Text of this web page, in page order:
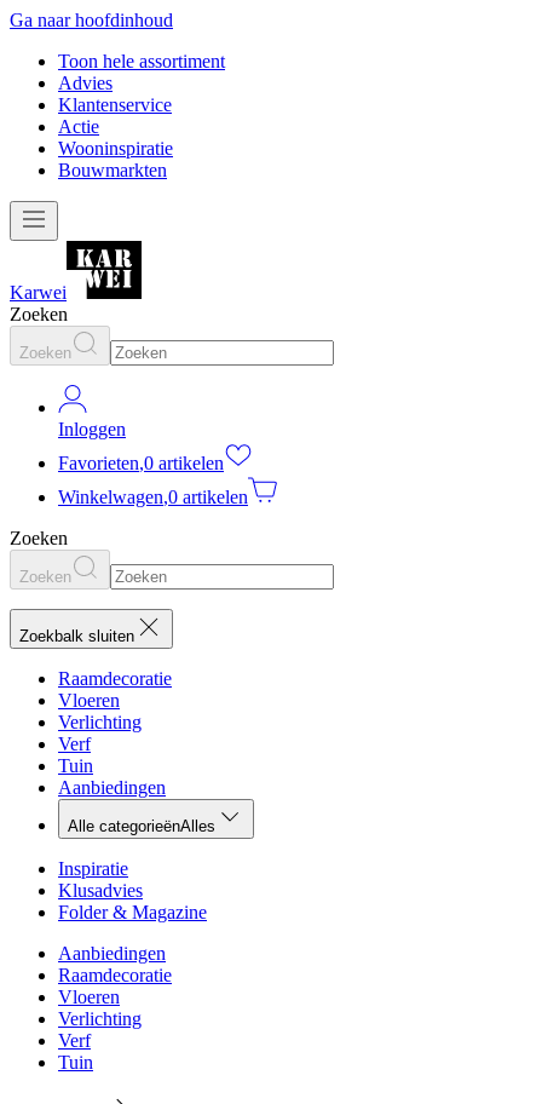
Ga naar hoofdinhoud
Toon hele assortiment
Advies
Klantenservice
Actie
Wooninspiratie
Bouwmarkten
Karwei
Zoeken
Zoeken
Inloggen
Favorieten,0 artikelen
Winkelwagen,0 artikelen
Zoeken
Zoeken
Zoekbalk sluiten
Raamdecoratie
Vloeren
Verlichting
Verf
Tuin
Aanbiedingen
Alle categorieënAlles
Inspiratie
Klusadvies
Folder & Magazine
Aanbiedingen
Raamdecoratie
Vloeren
Verlichting
Verf
Tuin